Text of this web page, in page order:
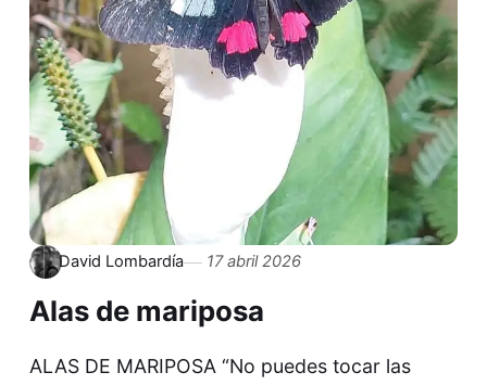
David Lombardía 17 abril 2026
Alas de mariposa
ALAS DE MARIPOSA “No puedes tocar las